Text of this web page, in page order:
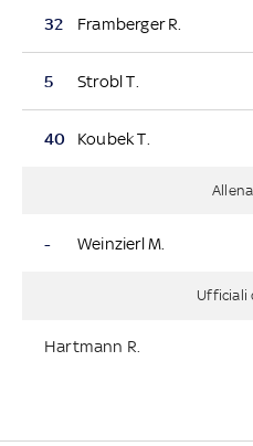
32 Framberger R.
5 Strobl T.
40 Koubek T.
- Weinzierl M.
Ufficiali
Hartmann R.